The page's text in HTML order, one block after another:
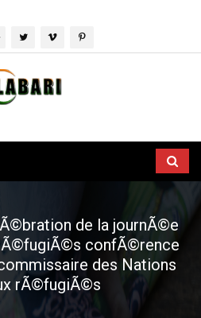
de la journÃ©e
confÃ©rence
des Nations
rÃ©fugiÃ©s